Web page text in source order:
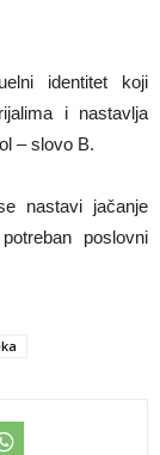
identitet koji
i nastavlja
– slovo B.
nastavi jačanje
poslovni